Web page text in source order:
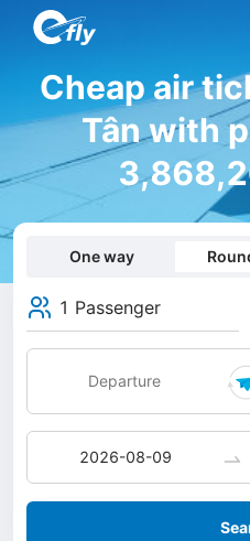
Cheap air
Tân with
One way
1 Passenger